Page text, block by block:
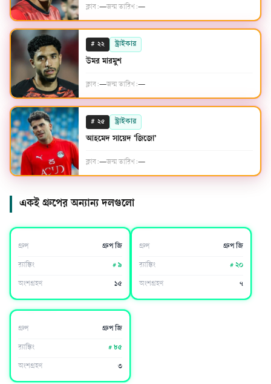
ক্লাব:—জন্ম তারিখ:—
# ২২ স্ট্রাইকার
উমর মারমুশ
ক্লাব:—জন্ম তারিখ:—
# ২৫ স্ট্রাইকার
আহমেদ সায়েদ ‘জিজো’
ক্লাব:—জন্ম তারিখ:—
একই গ্রুপের অন্যান্য দলগুলো
গ্রুপ গ্রুপ জি
র‍্যাঙ্কিং # ৯
অংশগ্রহণ ১৫
গ্রুপ গ্রুপ জি
র‍্যাঙ্কিং # ২০
অংশগ্রহণ ৭
নিউজিল্যান্ড
গ্রুপ গ্রুপ জি
র‍্যাঙ্কিং # ৮৫
অংশগ্রহণ ৩